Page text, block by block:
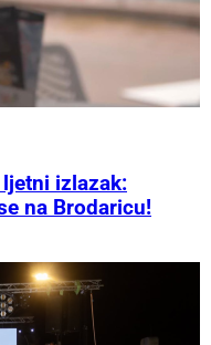
ljetni izlazak:
na Brodaricu!